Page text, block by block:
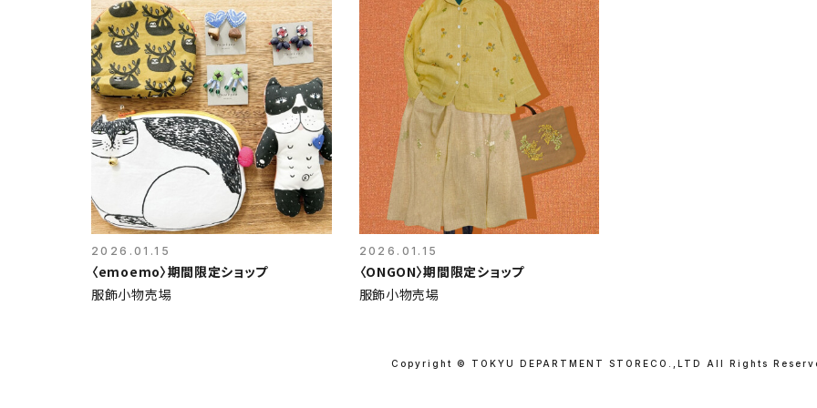
2026.01.15
〈emoemo〉期間限定ショップ
服飾小物売場
2026.01.15
〈ONGON〉期間限定ショップ
服飾小物売場
Copyright © TOKYU DEPARTMENT STORE CO.,LTD All Rights